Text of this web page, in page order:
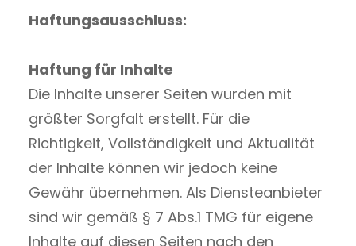
Haftungsausschluss:
Haftung für Inhalte
Die Inhalte unserer Seiten wurden mit
größter Sorgfalt erstellt. Für die
Richtigkeit, Vollständigkeit und Aktualität
der Inhalte können wir jedoch keine
Gewähr übernehmen. Als Diensteanbieter
sind wir gemäß § 7 Abs.1 TMG für eigene
Inhalte auf diesen Seiten nach den